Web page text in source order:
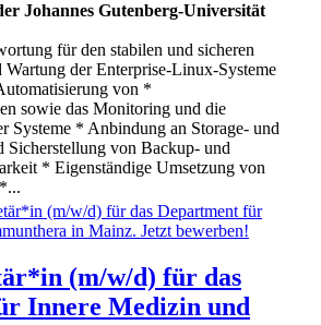
Johannes Gutenberg-Universität
für den stabilen und sicheren
der Enterprise-Linux-Systeme
von *
sowie das Monitoring und die
Systeme * Anbindung an Storage- und
Sicherstellung von Backup- und
* Eigenständige Umsetzung von
(m/w/d) für das
Innere Medizin und